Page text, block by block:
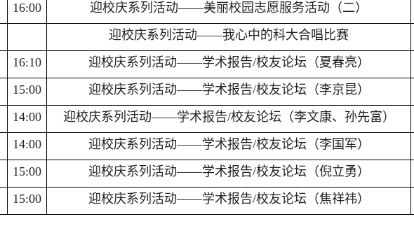
16:00 迎校庆系列活动——美丽校园志愿服务活动（二）
迎校庆系列活动——我心中的科大合唱比赛
16:10 迎校庆系列活动——学术报告/校友论坛（夏春亮）
15:00 迎校庆系列活动——学术报告/校友论坛（李京昆）
14:00 迎校庆系列活动——学术报告/校友论坛（李文康、孙先富）
14:00 迎校庆系列活动——学术报告/校友论坛（李国军）
15:00 迎校庆系列活动——学术报告/校友论坛（倪立勇）
15:00 迎校庆系列活动——学术报告/校友论坛（焦祥祎）